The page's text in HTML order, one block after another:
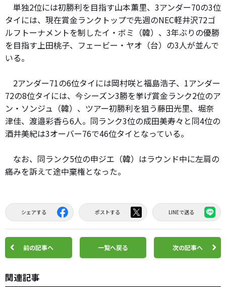
単独2位には初勝利を目指す山本薫里、3アンダー70の3位
タイには、現在賞金ランクトップで先週のNEC軽井沢72ゴ
ルフトーナメントを制したイ・ボミ（韓）、3年ぶりの優勝
を目指す上田桃子、フェービー・ヤオ（台）の3人が並んで
いる。
2アンダー71の6位タイには岡村咲と福島浩子、1アンダー
72の8位タイには、今シーズン3勝を挙げ賞金ランク2位のア
ン・ソンジュ（韓）、ツアー初勝利を狙う藤田光里、堀奈
津佳、渡邉彩香ら6人。同ランク3位の成田美寿々と同4位の
酒井美紀は3オーバー76で46位タイとなっている。
なお、同ランク5位の申ジエ（韓）はラウンド中に左肩の
痛みを訴えて途中棄権となった。
シェアする ポストする LINEで送る
前の記事へ 一覧へ戻る 次の記事へ
関連記事